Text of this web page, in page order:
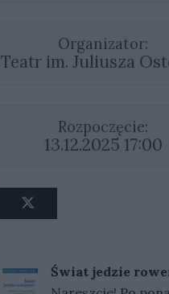
Organizator:
Teatr im. Juliusza
Rozpoczęcie:
13.12.2025 17:00
Świat jedzie